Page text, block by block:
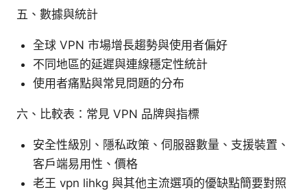
五、數據與統計
全球 VPN 市場增長趨勢與使用者偏好
不同地區的延遲與連線穩定性統計
使用者痛點與常見問題的分布
六、比較表：常見 VPN 品牌與指標
安全性級別、隱私政策、伺服器數量、支援裝置、
客戶端易用性、價格
老王 vpn lihkg 與其他主流選項的優缺點簡要對照